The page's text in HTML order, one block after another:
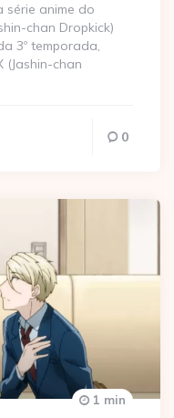
anime do
chan Dropkick)
3º temporada,
(Jashin-chan
0
1 min